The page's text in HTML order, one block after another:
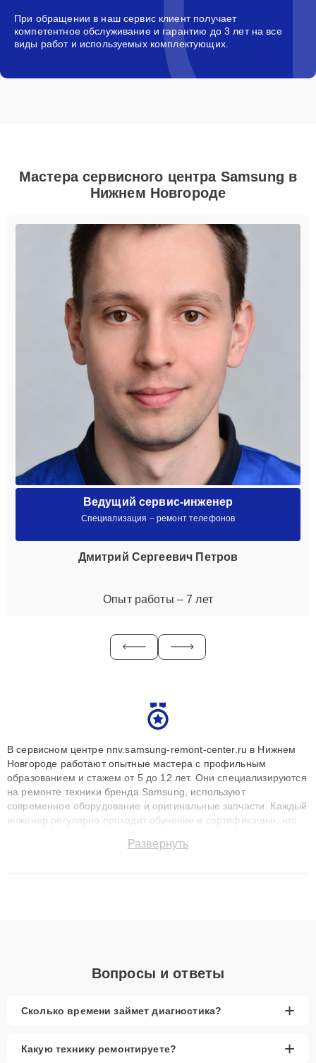
При обращении в наш сервис клиент получает
компетентное обслуживание и гарантию до 3 лет на все
виды работ и используемых комплектующих.
Мастера сервисного центра Samsung в
Нижнем Новгороде
Ведущий сервис-инженер
Специализация – ремонт телефонов
Дмитрий Сергеевич Петров
Опыт работы – 7 лет
В сервисном центре nnv.samsung-remont-center.ru в Нижнем
Новгороде работают опытные мастера с профильным
образованием и стажем от 5 до 12 лет. Они специализируются
на ремонте техники бренда Samsung, используют
современное оборудование и оригинальные запчасти. Каждый
инженер регулярно проходит обучение и сертификацию, что
восстанавливать технику с сохранением гарантии до 3 лет.
Развернуть
Вопросы и ответы
Сколько времени займет диагностика? +
Какую технику ремонтируете? +